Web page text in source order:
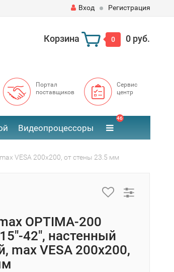
Вход Регистрация
Корзина 0 0 руб.
Портал
поставщиков
Сервис
центр
Видеопроцессоры
46
VESA 200x200, от стены 23.5 мм
OPTIMA-200
42", настенный
max VESA 200x200,